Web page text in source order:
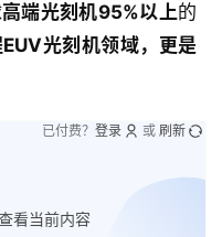
高端光刻机95%以上的
光刻机领域，更是
看当前内容
已付费？ 登录 或 刷新